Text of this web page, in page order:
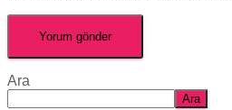
Ara
Ara